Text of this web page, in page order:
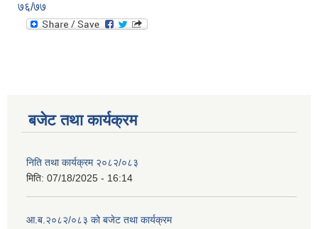
७६/७७
बजेट तथा कार्यक्रम
निति तथा कार्यक्रम २०८२/०८३
मिति: 07/18/2025 - 16:14
आ.ब.२०८२/०८३ को बजेट तथा कार्यक्रम